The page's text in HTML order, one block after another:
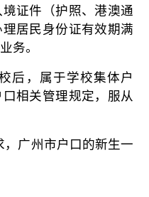
证件（护照、港澳通
居民身份证有效期满
务。
后，属于学校集体户
相关管理规定，服从
，广州市户口的新生一